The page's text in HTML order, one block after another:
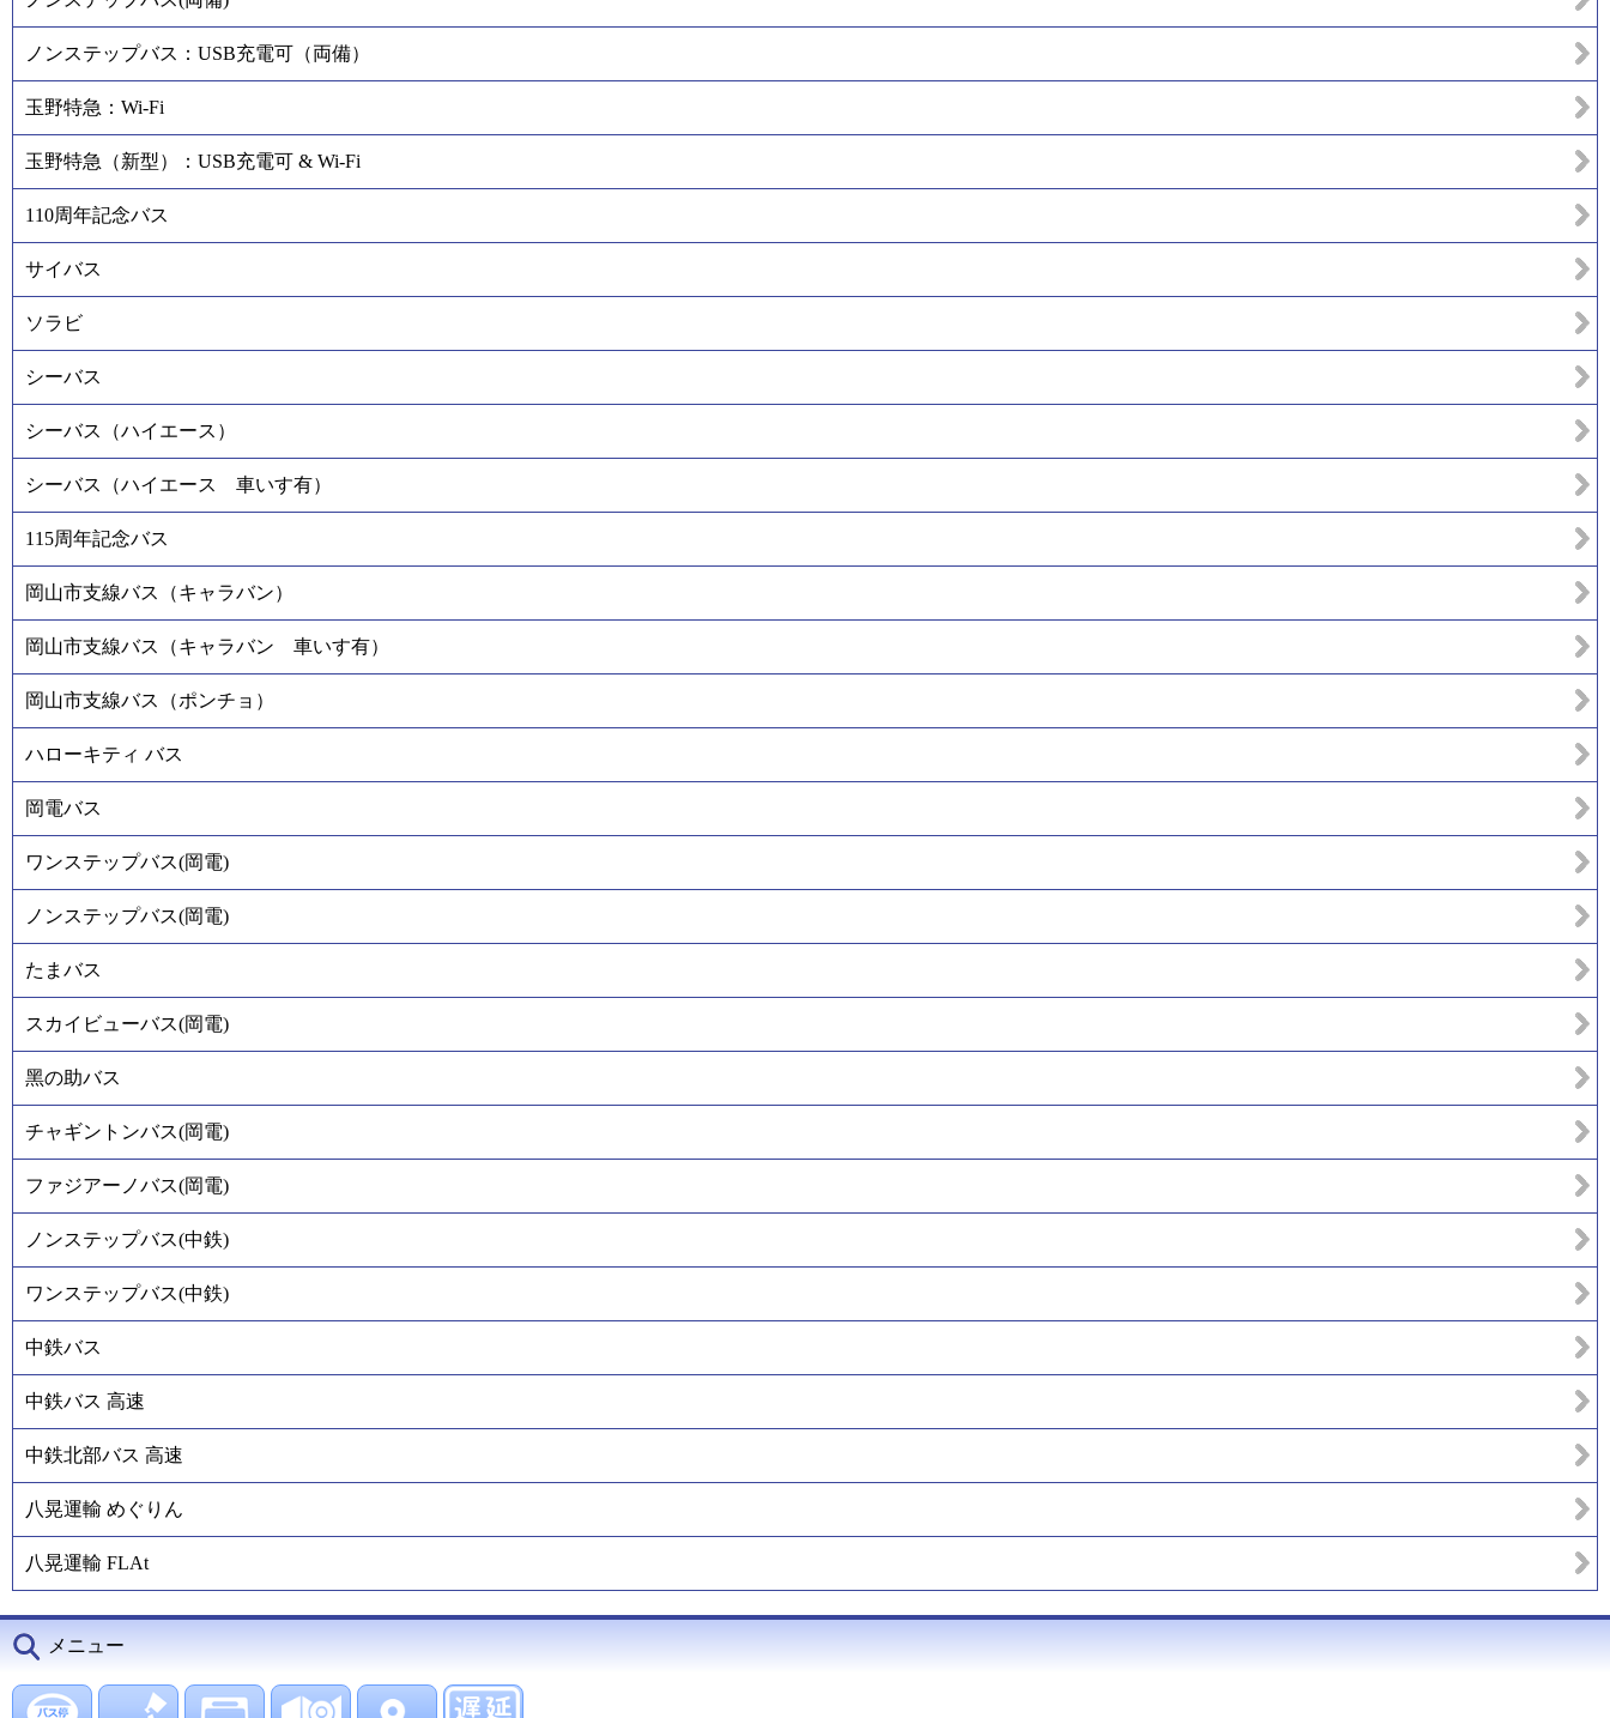
ノンステップバス：USB充電可（両備）
玉野特急：Wi-Fi
玉野特急（新型）：USB充電可 & Wi-Fi
110周年記念バス
サイバス
ソラビ
シーバス
シーバス（ハイエース）
シーバス（ハイエース 車いす有）
115周年記念バス
岡山市支線バス（キャラバン）
岡山市支線バス（キャラバン 車いす有）
岡山市支線バス（ポンチョ）
ハローキティ バス
岡電バス
ワンステップバス(岡電)
ノンステップバス(岡電)
たまバス
スカイビューバス(岡電)
黑の助バス
チャギントンバス(岡電)
ファジアーノバス(岡電)
ノンステップバス(中鉄)
ワンステップバス(中鉄)
中鉄バス
中鉄バス 高速
中鉄北部バス 高速
八晃運輸 めぐりん
八晃運輸 FLAt
メニュー